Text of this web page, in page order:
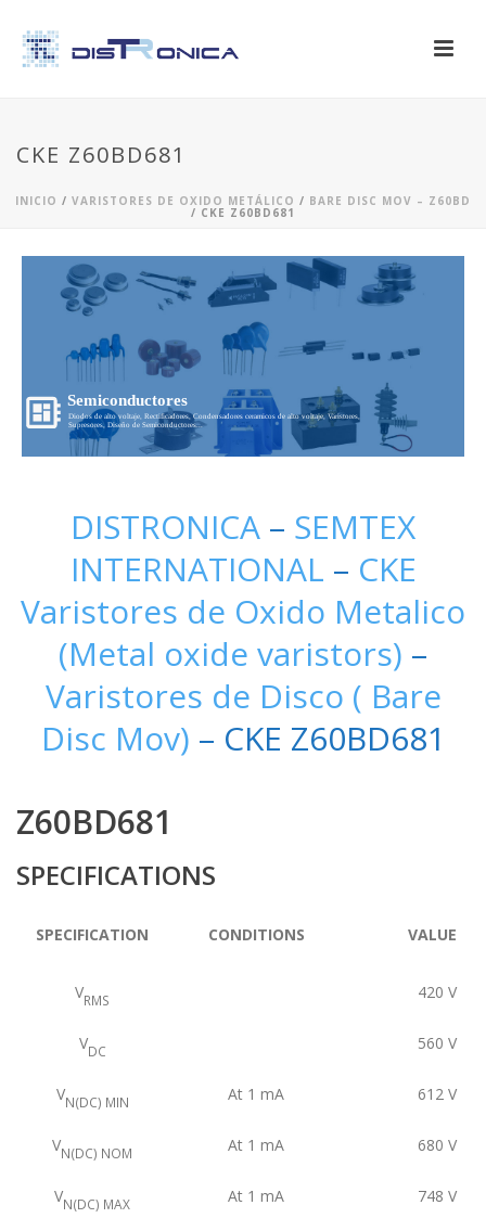
CKE Z60BD681
INICIO / VARISTORES DE OXIDO METÁLICO / BARE DISC MOV – Z60BD
/ CKE Z60BD681
Semiconductores
Diodos de alto voltaje, Rectificadores, Condensadores ceramicos de alto voltaje, Varistores,
Supresores, Diseño de Semiconductores...
DISTRONICA – SEMTEX
INTERNATIONAL – CKE
Varistores de Oxido Metalico
(Metal oxide varistors) –
Varistores de Disco ( Bare
Disc Mov) – CKE Z60BD681
Z60BD681
SPECIFICATIONS
SPECIFICATION CONDITIONS VALUE
VRMS 420 V
VDC 560 V
VN(DC) MIN At 1 mA 612 V
VN(DC) NOM At 1 mA 680 V
VN(DC) MAX At 1 mA 748 V